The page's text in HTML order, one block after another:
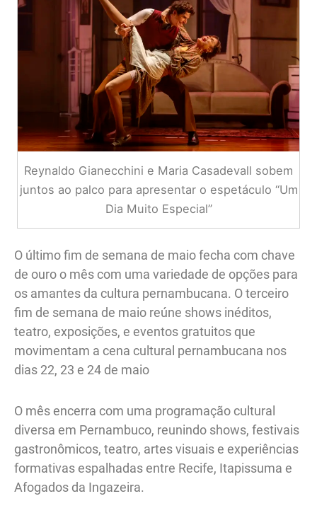
Reynaldo Gianecchini e Maria Casadevall sobem
juntos ao palco para apresentar o espetáculo “Um
Dia Muito Especial”
O último fim de semana de maio fecha com chave
de ouro o mês com uma variedade de opções para
os amantes da cultura pernambucana. O terceiro
fim de semana de maio reúne shows inéditos,
teatro, exposições, e eventos gratuitos que
movimentam a cena cultural pernambucana nos
dias 22, 23 e 24 de maio
O mês encerra com uma programação cultural
diversa em Pernambuco, reunindo shows, festivais
gastronômicos, teatro, artes visuais e experiências
formativas espalhadas entre Recife, Itapissuma e
Afogados da Ingazeira.